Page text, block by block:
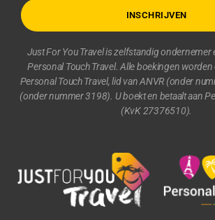
INSCHRIJVEN
Just For You Travel is zelfstandig ondernemer
Personal Touch Travel. Alle boekingen
Personal Touch Travel, lid van ANVR (onder
(onder nummer 3198). U boekt en betaalt aan
(KvK 27376510).